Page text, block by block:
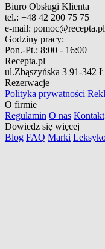
Biuro Obsługi Klienta
tel.: +48 42 200 75 75
e-mail: pomoc@recepta.pl
Godziny pracy:
Pon.-Pt.: 8:00 - 16:00
Recepta.pl
ul.Zbąszyńska 3 91-342
Rezerwacje
Polityka prywatności
O firmie
Regulamin O nas Kontakt
Dowiedz się więcej
Blog FAQ Marki